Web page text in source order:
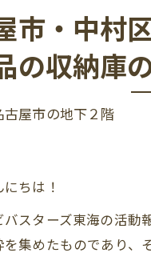
市・中村
の収納庫
古屋市の地下２階
ちは！
スターズ東海の活動
集めたものであり、